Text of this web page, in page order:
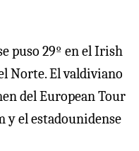
puso 29º en el Irish
Norte. El valdiviano
del European Tour
y el estadounidense